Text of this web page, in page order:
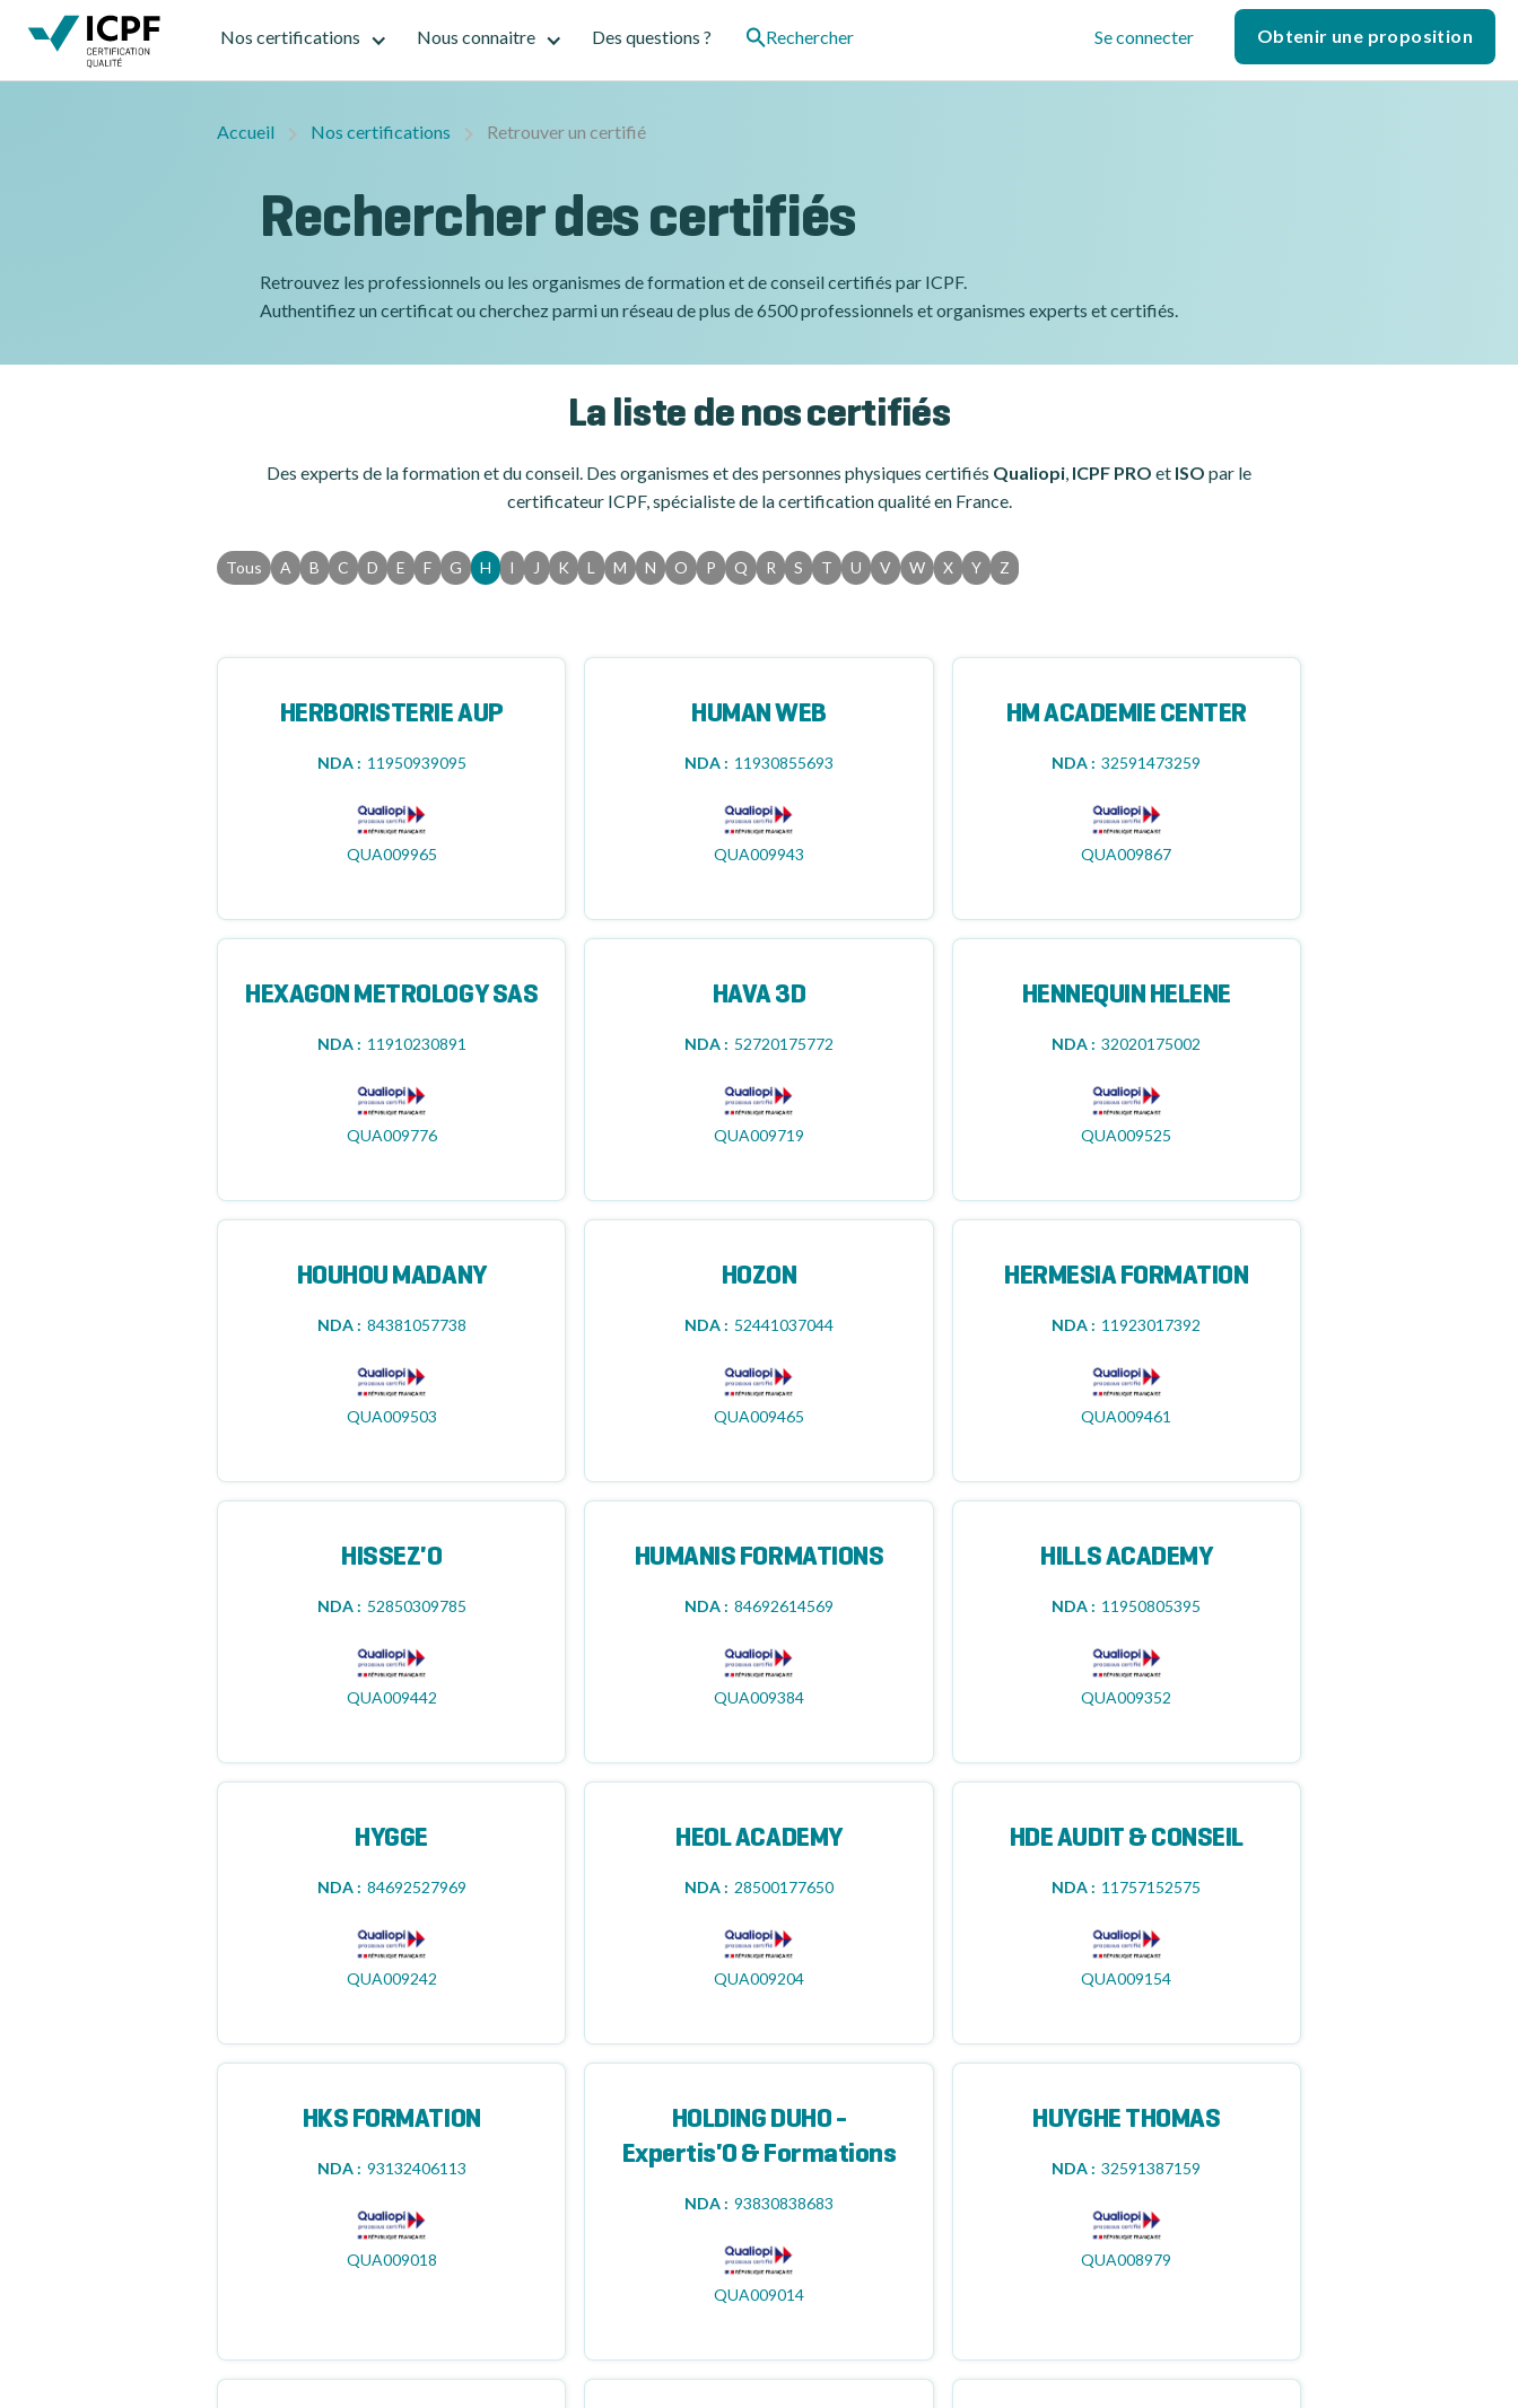
Nos certifications Nous connaitre Des questions ? Rechercher Se connecter Obtenir une proposition
Accueil Nos certifications Retrouver un certifié
Rechercher des certifiés
Retrouvez les professionnels ou les organismes de formation et de conseil certifiés par ICPF.
Authentifiez un certificat ou cherchez parmi un réseau de plus de 6500 professionnels et organismes experts et certifiés.
La liste de nos certifiés
Des experts de la formation et du conseil. Des organismes et des personnes physiques certifiés Qualiopi, ICPF PRO et ISO par le
certificateur ICPF, spécialiste de la certification qualité en France.
Tous A B C D E F G H I J K L M N O P Q R S T U V W X Y Z
HERBORISTERIE AUP
NDA : 11950939095
QUA009965
HUMAN WEB
NDA : 11930855693
QUA009943
HM ACADEMIE CENTER
NDA : 32591473259
QUA009867
HEXAGON METROLOGY SAS
NDA : 11910230891
QUA009776
HAVA 3D
NDA : 52720175772
QUA009719
HENNEQUIN HELENE
NDA : 32020175002
QUA009525
HOUHOU MADANY
NDA : 84381057738
QUA009503
HOZON
NDA : 52441037044
QUA009465
HERMESIA FORMATION
NDA : 11923017392
QUA009461
HISSEZ'O
NDA : 52850309785
QUA009442
HUMANIS FORMATIONS
NDA : 84692614569
QUA009384
HILLS ACADEMY
NDA : 11950805395
QUA009352
HYGGE
NDA : 84692527969
QUA009242
HEOL ACADEMY
NDA : 28500177650
QUA009204
HDE AUDIT & CONSEIL
NDA : 11757152575
QUA009154
HKS FORMATION
NDA : 93132406113
QUA009018
HOLDING DUHO -
Expertis'O & Formations
NDA : 93830838683
QUA009014
HUYGHE THOMAS
NDA : 32591387159
QUA008979